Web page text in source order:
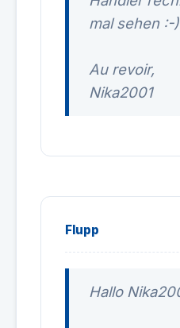
mal sehen :-)
Au revoir,
Nika2001
Flupp
Hallo